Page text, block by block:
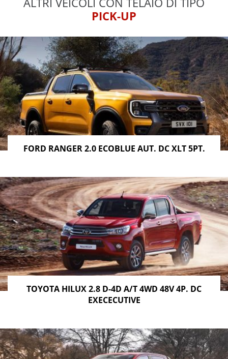
PICK-UP
FORD RANGER 2.0 ECOBLUE AUT. DC XLT 5PT.
TOYOTA HILUX 2.8 D-4D A/T 4WD 48V 4P. DC
EXECECUTIVE